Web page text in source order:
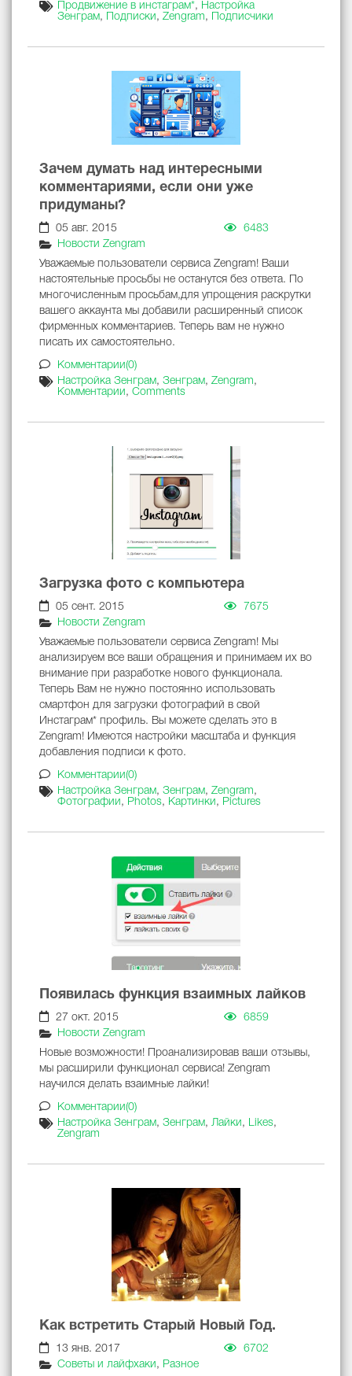
Продвижение в инстаграм*, Настройка
Зенграм, Подписки , Zengram, Подписчики
Зачем думать над интересными
комментариями, если они уже
придуманы?
05 авг. 2015
6483
Новости Zengram
Уважаемые пользователи сервиса Zengram! Ваши
настоятельные просьбы не останутся без ответа. По
многочисленным просьбам,для упрощения раскрутки
вашего аккаунта мы добавили расширенный список
фирменных комментариев. Теперь вам не нужно
писать их самостоятельно.
Комментарии(0)
Настройка Зенграм, Зенграм, Zengram,
Комментарии, Comments
Загрузка фото с компьютера
05 сент. 2015
7675
Новости Zengram
Уважаемые пользователи сервиса Zengram! Мы
анализируем все ваши обращения и принимаем их во
внимание при разработке нового функционала.
Теперь Вам не нужно постоянно использовать
смартфон для загрузки фотографий в свой
Инстаграм* профиль. Вы можете сделать это в
Zengram! Имеются настройки масштаба и функция
добавления подписи к фото.
Комментарии(0)
Настройка Зенграм, Зенграм, Zengram,
Фотографии , Photos, Картинки , Pictures
Появилась функция взаимных лайков
27 окт. 2015
6859
Новости Zengram
Новые возможности! Проанализировав ваши отзывы,
мы расширили функционал сервиса! Zengram
научился делать взаимные лайки!
Комментарии(0)
Настройка Зенграм, Зенграм, Лайки, Likes,
Zengram
Как встретить Старый Новый Год.
13 янв. 2017
6702
Советы и лайфхаки, Разное